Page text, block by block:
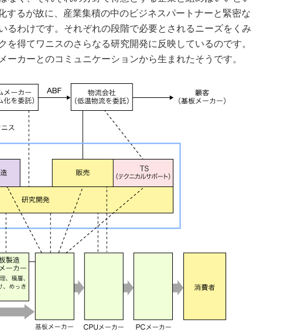
するが故に、産業集積の中のビジネスパートナーと緊密な
るわけです。それぞれの段階で必要とされるニーズをくみ
を得てワニスのさらなる研究開発に反映しているのです。
ーカーとのコミュニケーションから生まれたそうです。